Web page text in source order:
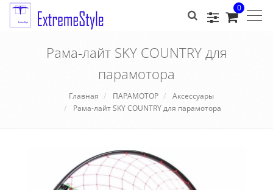
0
Рама-лайт SKY COUNTRY для
парамотора
Главная ПАРАМОТОР
Аксессуары
Рама-лайт SKY COUNTRY для парамотора